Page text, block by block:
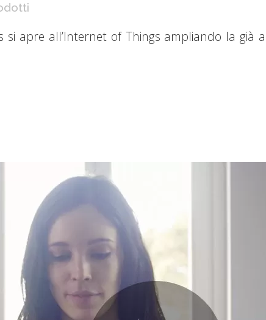
si apre all’Internet of Things ampliando la